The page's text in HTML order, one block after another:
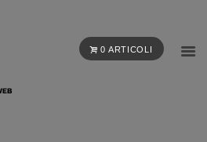
0 ARTICOLI